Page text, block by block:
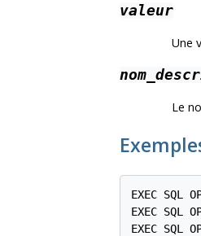
valeur
Une
Le
EXEC SQL
EXEC SQL
EXEC SQL